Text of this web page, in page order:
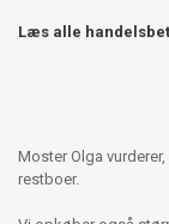
Læs alle
Moster Olga
restboer.